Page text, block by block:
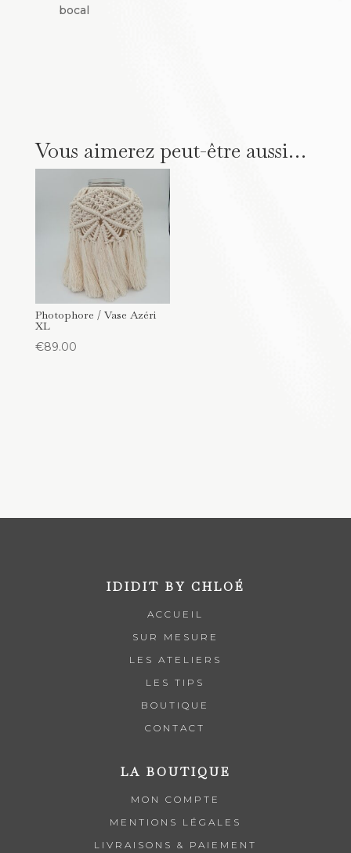
bocal
Vous aimerez peut-être aussi…
Photophore / Vase Azéri
XL
€89.00
IDIDIT BY CHLOÉ
ACCUEIL
SUR MESURE
LES ATELIERS
LES TIPS
BOUTIQUE
CONTACT
LA BOUTIQUE
MON COMPTE
MENTIONS LÉGALES
LIVRAISONS & PAIEMENT